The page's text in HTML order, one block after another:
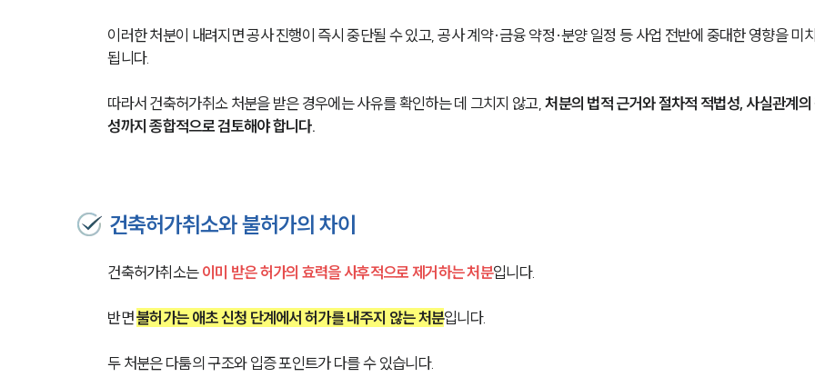
이러한 처분이 내려지면 공사 진행이 즉시 중단될 수 있고, 공사 계약·금융 약정·분양 일정 등 사업 전반에 중대한 영향을 미
됩니다.
따라서 건축허가취소 처분을 받은 경우에는 사유를 확인하는 데 그치지 않고, 처분의 법적 근거와 절차적 적법성, 사실관계의
성까지 종합적으로 검토해야 합니다.
건축허가취소와 불허가의 차이
건축허가취소는 이미 받은 허가의 효력을 사후적으로 제거하는 처분입니다.
반면 불허가는 애초 신청 단계에서 허가를 내주지 않는 처분입니다.
두 처분은 다툼의 구조와 입증 포인트가 다를 수 있습니다.